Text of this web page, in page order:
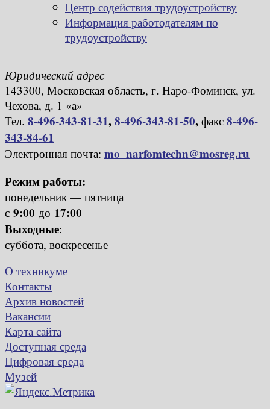
Центр содействия трудоустройству
Информация работодателям по
трудоустройству
Юридический адрес
143300, Московская область, г. Наро-Фоминск, ул.
Чехова, д. 1 «а»
Тел. 8-496-343-81-31,8-496-343-81-50, факс 8-496-
343-84-61
Электронная почта: mo_narfomtechn@mosreg.ru
Режим работы:
понедельник — пятница
с 9:00 до 17:00
Выходные:
суббота, воскресенье
О техникуме
Контакты
Архив новостей
Вакансии
Карта сайта
Доступная среда
Цифровая среда
Музей